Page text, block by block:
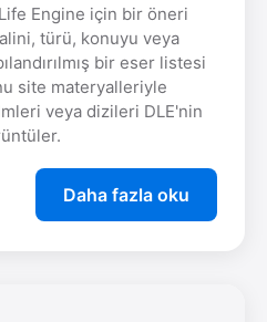
Engine için bir öneri
türü, konuyu veya
bir eser listesi
site materyalleriyle
veya dizileri DLE'nin
Daha fazla oku